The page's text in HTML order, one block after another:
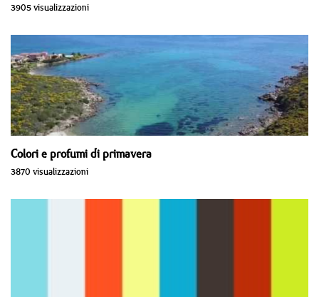
3905 visualizzazioni
Colori e profumi di primavera
3870 visualizzazioni